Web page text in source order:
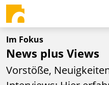
Im Fokus
News plus Views
Vorstöße,